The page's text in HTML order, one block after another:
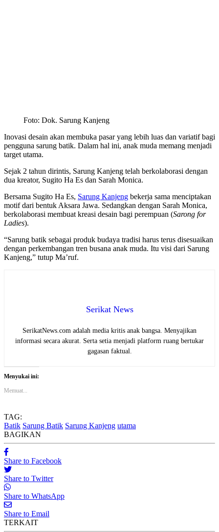
Foto: Dok. Sarung Kanjeng
Inovasi desain akan membuka pasar yang lebih luas dan variatif bagi
pengguna sarung batik. Dalam hal ini, anak muda memang menjadi
target utama.
Sejak 2 tahun dirintis, Sarung Kanjeng telah berkolaborasi dengan
dua kreator, Sugito Ha Es dan Sarah Monica.
Bersama Sugito Ha Es, Sarung Kanjeng bekerja sama menciptakan
motif dari bentuk Aksara Jawa. Sedangkan dengan Sarah Monica,
berkolaborasi membuat kreasi desain bagi perempuan (Sarong for
Ladies).
“Sarung batik sebagai produk budaya tradisi harus terus disesuaikan
dengan perkembangan tren busana anak muda. Itu visi dari Sarung
Kanjeng,” tutup Ma’ruf.
Serikat News
SerikatNews.com adalah media kritis anak bangsa. Menyajikan
informasi secara akurat. Serta setia menjadi platform ruang bertukar
gagasan faktual.
Menyukai ini:
Memuat...
TAG:
Batik Sarung Batik Sarung Kanjeng utama
BAGIKAN
Share to Facebook
Share to Twitter
Share to WhatsApp
Share to Email
TERKAIT